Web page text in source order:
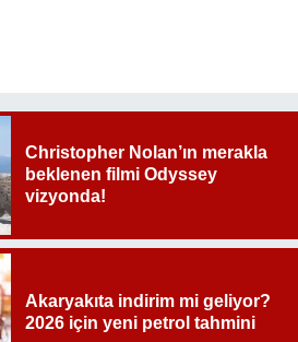
Christopher Nolan’ın merakla
beklenen filmi Odyssey
vizyonda!
Akaryakıta indirim mi geliyor?
2026 için yeni petrol tahmini